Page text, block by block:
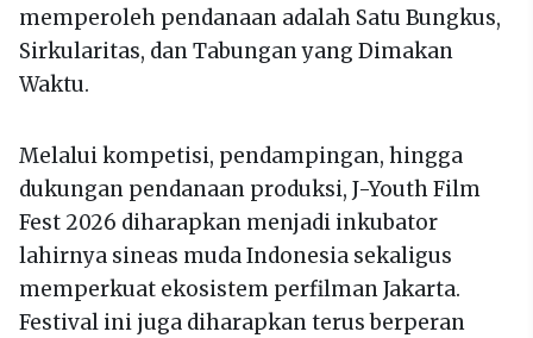
memperoleh pendanaan adalah Satu Bungkus,
Sirkularitas, dan Tabungan yang Dimakan
Waktu.
Melalui kompetisi, pendampingan, hingga
dukungan pendanaan produksi, J-Youth Film
Fest 2026 diharapkan menjadi inkubator
lahirnya sineas muda Indonesia sekaligus
memperkuat ekosistem perfilman Jakarta.
Festival ini juga diharapkan terus berperan